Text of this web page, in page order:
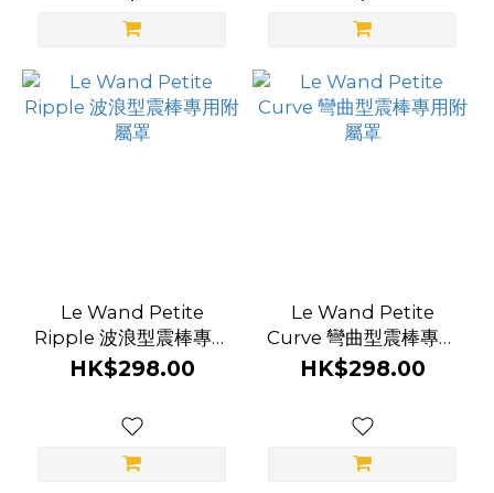
Le Wand Petite
Ripple 波浪型震棒專用
附屬罩
HK$298.00
Le Wand Petite
Curve 彎曲型震棒專用
附屬罩
HK$298.00